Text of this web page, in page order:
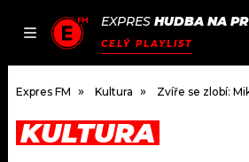
EXPRES HUDBA NA
CELÝ PLAYLIST
DOMŮ
Expres FM Kultura Zvíře se zlobí: Mike Tyson se pustil do dalšího souboje, soupeřem je streamovací platforma, která
KULTURA